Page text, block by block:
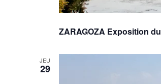
ZARAGOZA Exposition
JEU
29